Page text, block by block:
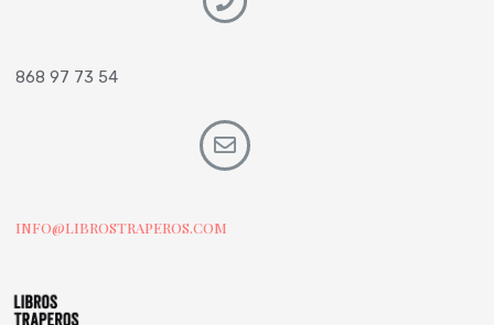
868 97 73 54
INFO@LIBROSTRAPEROS.COM